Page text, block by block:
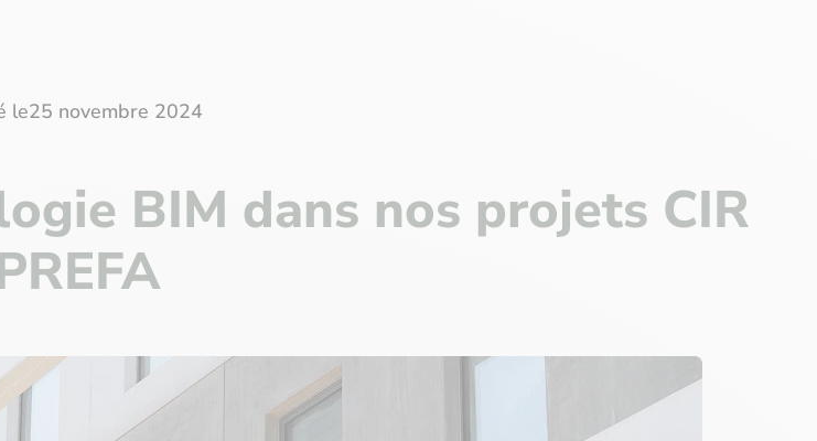
le25 novembre 2024
BIM dans nos projets CIR